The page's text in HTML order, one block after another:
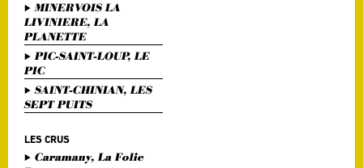
MINERVOIS LA
LIVINIERE, LA
PLANETTE
PIC-SAINT-LOUP, LE
PIC
SAINT-CHINIAN, LES
SEPT PUITS
LES CRUS
Caramany, La Folie